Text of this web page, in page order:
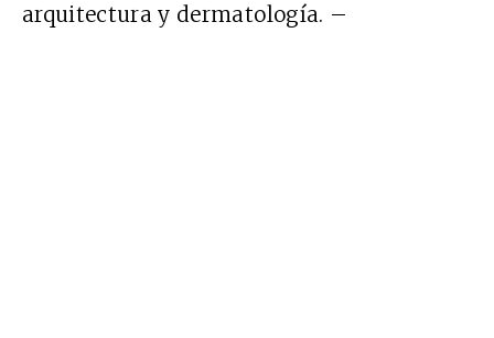
arquitectura y dermatología. –